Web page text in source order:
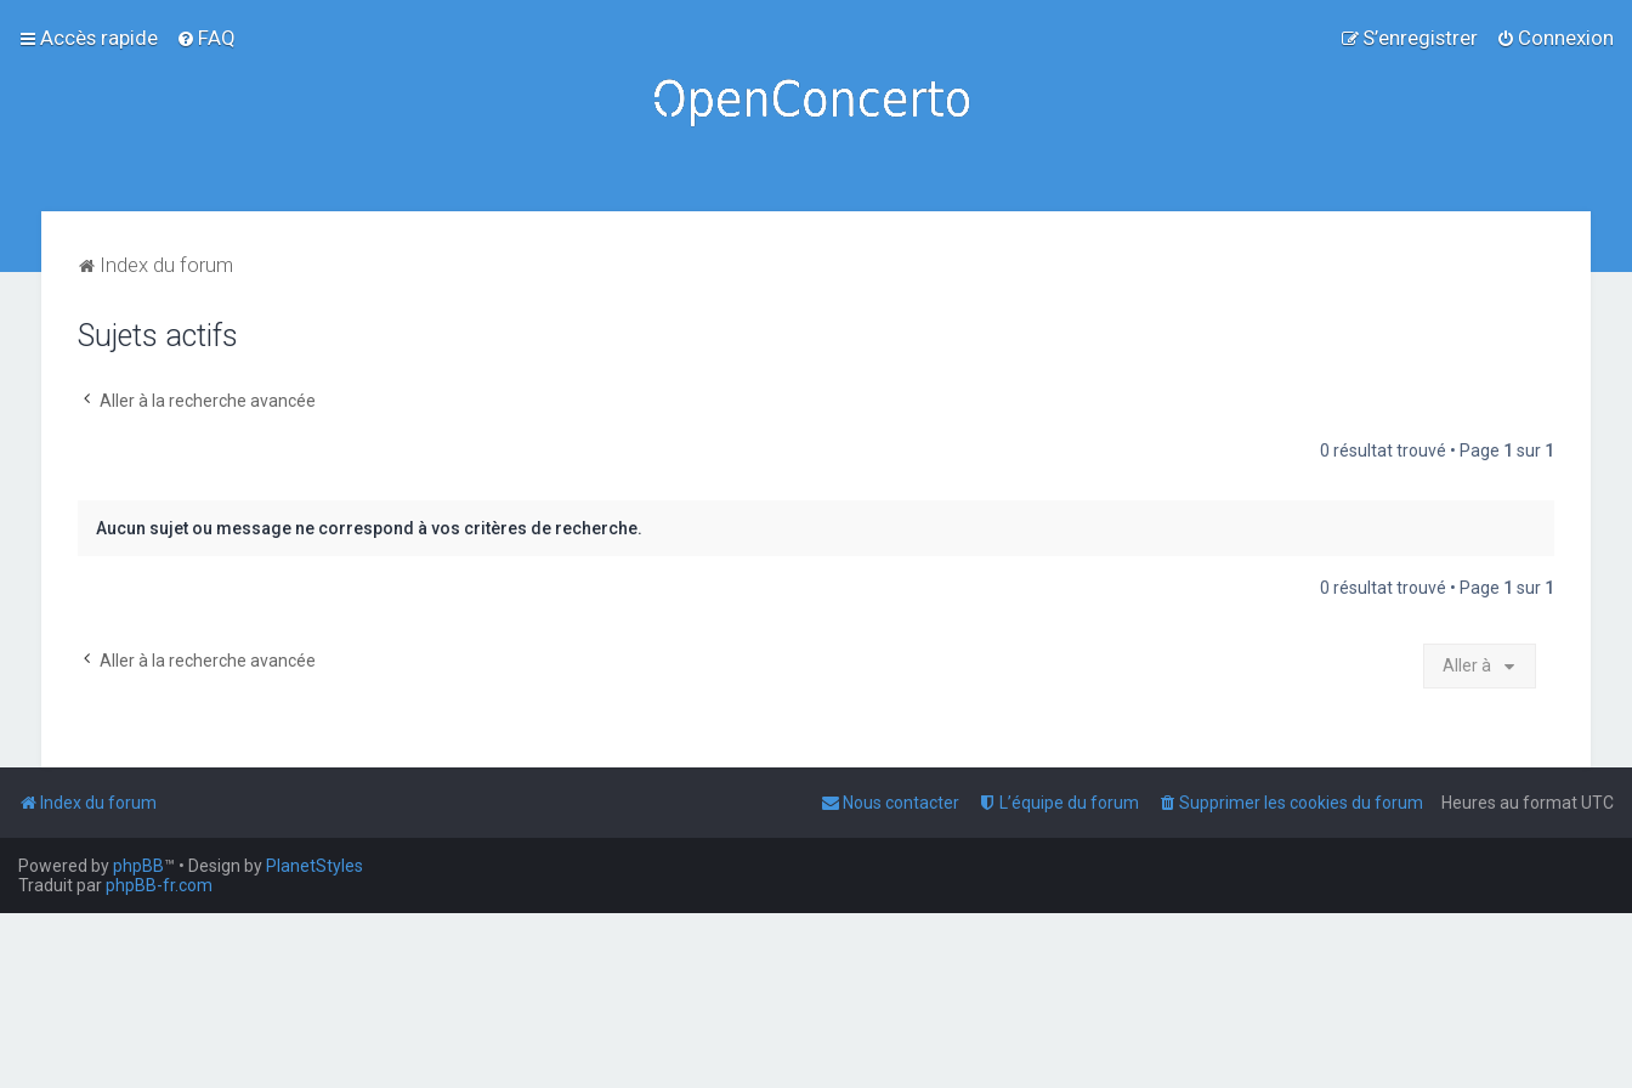
Accès rapide FAQ Connexion
S’enregistrer
Index du forum
Sujets actifs
Aller à la recherche avancée
0 résultat trouvé • Page 1 sur 1
Aucun sujet ou message ne correspond à vos critères de recherche.
0 résultat trouvé • Page 1 sur 1
Aller à la recherche avancée Aller à
Index du forum Heures au formatUTC
Supprimer les cookies du forum
L’équipe du forum
Nous contacter
Powered byphpBB™ • Design by PlanetStyles
Traduit parphpBB-fr.com